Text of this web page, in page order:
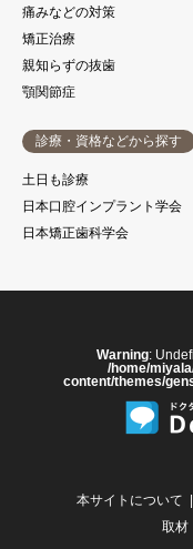
痛みなどの対策
矯正治療
親知らずの抜歯
顎関節症
診療・資格などから探す
土日も診療
日本口腔インプラント学会
日本矯正歯科学会
Warning:
/home/
content/themes/
本サイトについて
取材